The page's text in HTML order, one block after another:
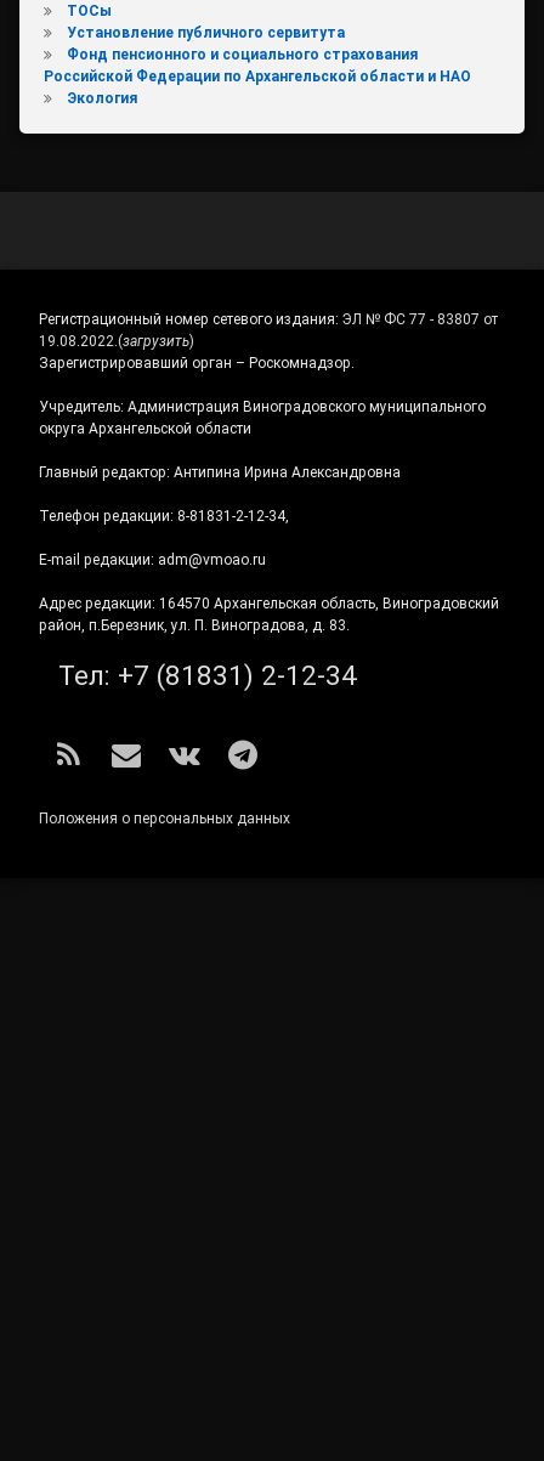
ТОСы
Установление публичного сервитута
Фонд пенсионного и социального страхования
Российской Федерации по Архангельской области и НАО
Экология
Регистрационный номер сетевого издания: ЭЛ № ФС 77 - 83807 от
19.08.2022.(загрузить)
Зарегистрировавший орган – Роскомнадзор.
Учредитель: Администрация Виноградовского муниципального
округа Архангельской области
Главный редактор: Антипина Ирина Александровна
Телефон редакции: 8-81831-2-12-34,
E-mail редакции: adm@vmoao.ru
Адрес редакции: 164570 Архангельская область, Виноградовский
район, п.Березник, ул. П. Виноградова, д. 83.
Тел: +7 (81831) 2-12-34
RSS E-mailВКонтакте
Telegram
Положения о персональных данных